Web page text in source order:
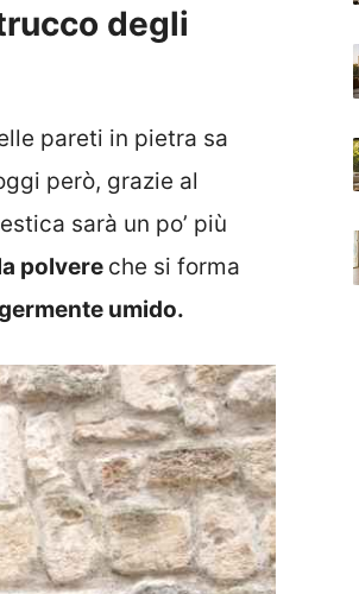
degli
pareti in pietra sa
però, grazie al
sarà un po’ più
polvere che si forma
umido.